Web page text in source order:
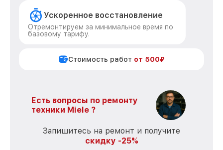
Ускоренное восстановление
Отремонтируем за минимальное время по
базовому тарифу.
Стоимость работ от 500₽
Есть вопросы по ремонту
техники Miele ?
Запишитесь на ремонт и получите
скидку -25%